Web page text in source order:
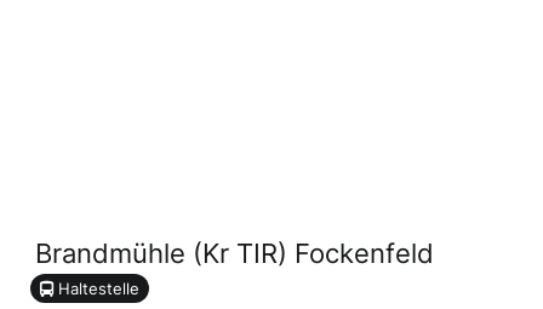
Brandmühle (Kr TIR) Fockenfeld
Haltestelle